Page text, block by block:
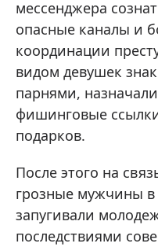
мессенджера
опасные каналы и
координации
видом девушек
парнями,
фишинговые
подарков.
После этого на
грозные мужчины
запугивали
последствиями